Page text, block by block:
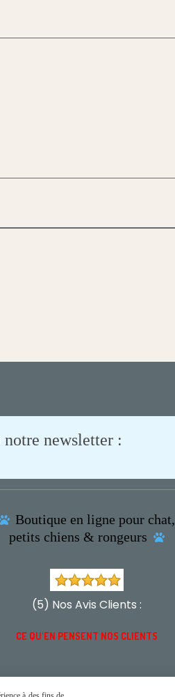
newsletter :
Boutique en ligne pour chat,
petits chiens & rongeurs

(5) Nos Avis Clients :
CE QU'EN PENSENT NOS CLIENTS